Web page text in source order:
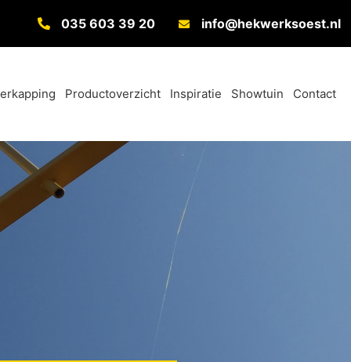
035 603 39 20 info@hekwerksoest.nl
Productoverzicht Inspiratie Showtuin Contact